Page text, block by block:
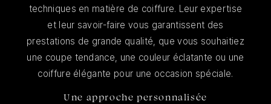
techniques en matière de coiffure. Leur expertise
et leur savoir-faire vous garantissent des
prestations de grande qualité, que vous souhaitiez
une coupe tendance, une couleur éclatante ou une
coiffure élégante pour une occasion spéciale.
Une approche personnalisée